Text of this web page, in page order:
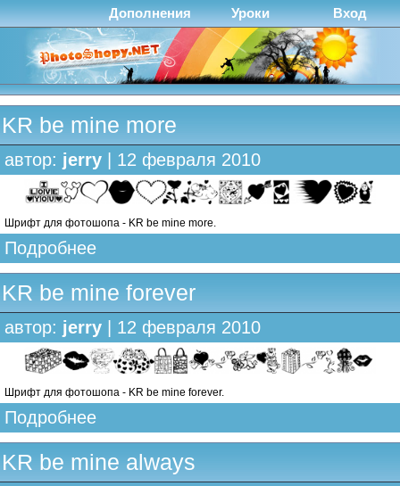
Дополнения Уроки Вход
KR be mine more
автор: jerry | 12 февраля 2010
Шрифт для фотошопа - KR be mine more.
Подробнее
KR be mine forever
автор: jerry | 12 февраля 2010
Шрифт для фотошопа - KR be mine forever.
Подробнее
KR be mine always